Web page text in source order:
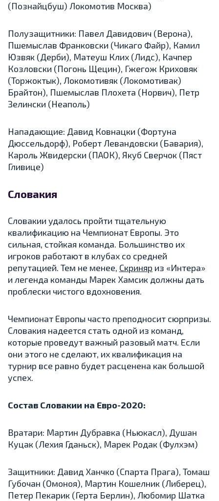
(Познайцбуш) Локомотив Москва)
Полузащитники: Павел Давидович (Верона),
Пшемыслав Франковски (Чикаго Файр), Камил
Юзвяк (Дерби), Матеуш Клих (Лидс), Качпер
Козловски (Погонь Щецин), Гжегож Криховяк
(Торжоктык), Локомотивяк (Локомотивак)
Брайтон), Пшемыслав Плохета (Норвич), Петр
Зелински (Неаполь)
Нападающие: Давид Ковнацки (Фортуна
Дюссельдорф), Роберт Левандовски (Бавария),
Кароль Жвидерски (ПАОК), Якуб Сверчок (Пяст
Гливице)
Словакия
Словакии удалось пройти тщательную
квалификацию на Чемпионат Европы. Это
сильная, стойкая команда. Большинство их
игроков работают в клубах со средней
репутацией. Тем не менее, Скриняр из «Интера»
и легенда команды Марек Хамсик должны дать
проблески чистого вдохновения.
Чемпионат Европы часто преподносит сюрпризы.
Словакия надеется стать одной из команд,
которые проведут важный разовый матч. Если
они этого не сделают, их квалификация на
турнир все равно будет расценена как большой
успех.
Состав Словакии на Евро-2020:
Вратари: Мартин Дубравка (Ньюкасл), Душан
Куцак (Лехия Гданьск), Марек Родак (Фулхэм)
Защитники: Давид Ханчко (Спарта Прага), Томаш
Губочан (Омоноя), Мартин Кошелник (Либерец),
Петер Пекарик (Герта Берлин), Любомир Шатка